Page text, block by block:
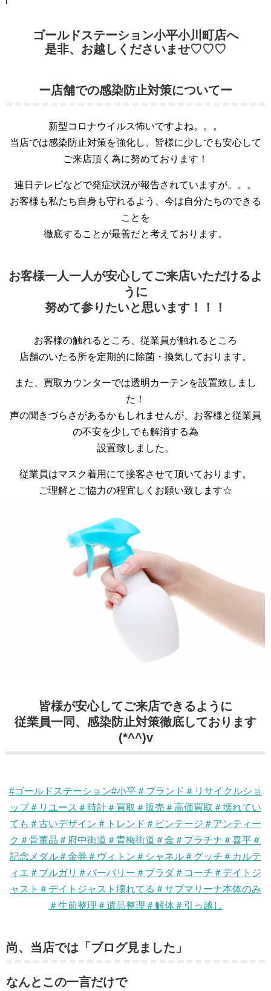
ゴールドステーション小平小川町店へ
是非、お越しくださいませ♡♡♡
ー店舗での感染防止対策についてー
新型コロナウイルス怖いですよね。。。
当店では感染防止対策を強化し、皆様に少しでも安心して
ご来店頂く為に努めております！
連日テレビなどで発症状況が報告されていますが。。。
お客様も私たち自身も守れるよう、今は自分たちのできる
ことを
徹底することが最善だと考えております。
お客様一人一人が安心してご来店いただけるよ
うに
努めて参りたいと思います！！！
お客様の触れるところ、従業員が触れるところ
店舗のいたる所を定期的に除菌・換気しております。
また、買取カウンターでは透明カーテンを設置致しまし
た！
声の聞きづらさがあるかもしれませんが、お客様と従業員
の不安を少しでも解消する為
設置致しました。
従業員はマスク着用にて接客させて頂いております。
ご理解とご協力の程宜しくお願い致します☆
皆様が安心してご来店できるように
従業員一同、感染防止対策徹底しております
(*^^)v
#ゴールドステーション#小平＃ブランド＃リサイクルショ
ップ＃リユース＃時計＃買取＃販売＃高価買取＃壊れてい
ても＃古いデザイン＃トレンド＃ビンテージ＃アンティー
ク＃骨董品＃府中街道＃青梅街道＃金＃プラチナ＃喜平＃
記念メダル＃金券＃ヴィトン＃シャネル＃グッチ＃カルテ
ィエ＃ブルガリ＃バーバリー＃プラダ＃コーチ＃デイトジ
ャスト＃デイトジャスト壊れてる＃サブマリーナ本体のみ
＃生前整理＃遺品整理＃解体＃引っ越し
尚、当店では「ブログ見ました」
なんとこの一言だけで